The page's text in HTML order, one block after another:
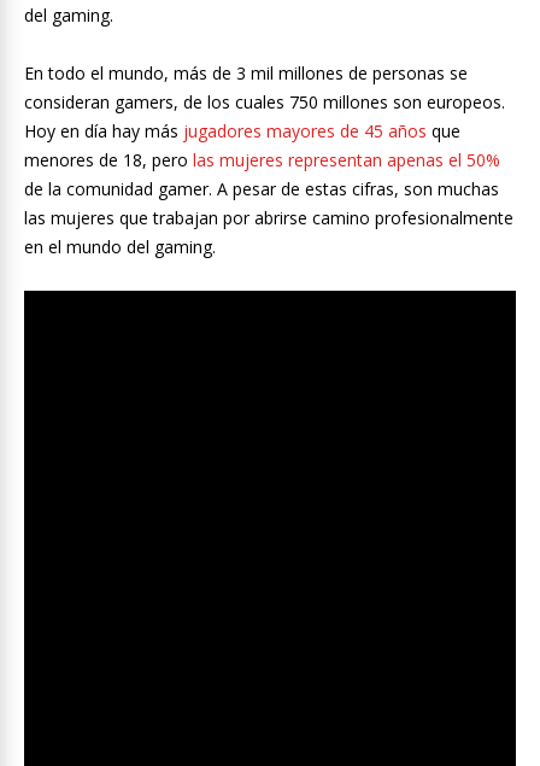
del gaming.
En todo el mundo, más de 3 mil millones de personas se
consideran gamers, de los cuales 750 millones son europeos.
Hoy en día hay más jugadores mayores de 45 años que
menores de 18, pero las mujeres representan apenas el 50%
de la comunidad gamer. A pesar de estas cifras, son muchas
las mujeres que trabajan por abrirse camino profesionalmente
en el mundo del gaming.